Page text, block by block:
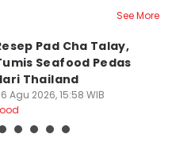
See More
Pad Cha Talay,
Seafood Pedas
Thailand
Agu 2026, 15:58 WIB